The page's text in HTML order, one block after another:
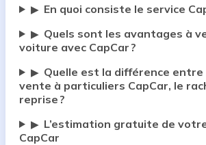
▶ En quoi consiste le service
▶ Quels sont les avantages à
voiture avec CapCar ?
▶ Quelle est la différence entre
vente à particuliers CapCar, le
reprise ?
▶ L’estimation gratuite de
CapCar